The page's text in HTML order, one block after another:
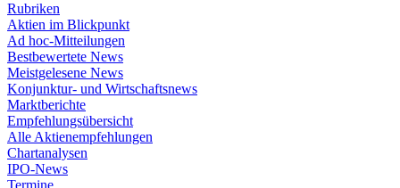
Rubriken
Aktien im Blickpunkt
Ad hoc-Mitteilungen
Bestbewertete News
Meistgelesene News
Konjunktur- und Wirtschaftsnews
Marktberichte
Empfehlungsübersicht
Alle Aktienempfehlungen
Chartanalysen
IPO-News
Termine